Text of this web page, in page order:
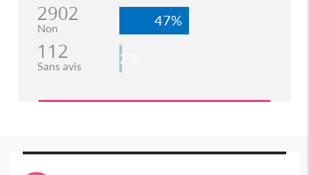
2902
Non 47%
112
Sans avis 2%